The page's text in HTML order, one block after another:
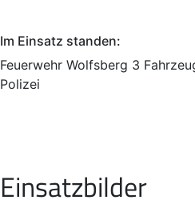
Im Einsatz standen:
Feuerwehr Wolfsberg 3
Polizei
Einsatzbilder